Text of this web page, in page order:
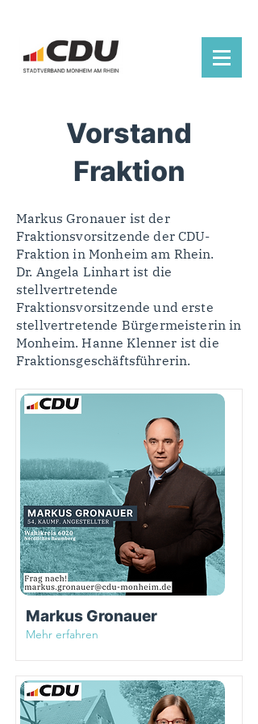
Vorstand
Fraktion
Markus Gronauer ist der
Fraktionsvorsitzende der CDU-
Fraktion in Monheim am Rhein.
Dr. Angela Linhart ist die
stellvertretende
Fraktionsvorsitzende und erste
stellvertretende Bürgermeisterin in
Monheim. Hanne Klenner ist die
Fraktionsgeschäftsführerin.
Markus Gronauer
Mehr erfahren